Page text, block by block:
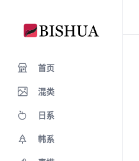
首页
混类
日系
韩系